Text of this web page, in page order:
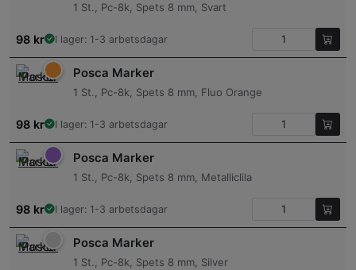
1 St., Pc-8k, Spets 8 mm, Svart
98 kr I lager: 1-3 arbetsdagar
Posca Marker
1 St., Pc-8k, Spets 8 mm, Fluo Orange
98 kr I lager: 1-3 arbetsdagar
Posca Marker
1 St., Pc-8k, Spets 8 mm, Metalliclila
98 kr I lager: 1-3 arbetsdagar
Posca Marker
1 St., Pc-8k, Spets 8 mm, Silver